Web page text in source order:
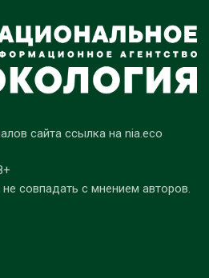
сайта ссылка на nia.eco
совпадать с мнением авторов.